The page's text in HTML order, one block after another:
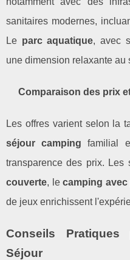
sanitaires modernes,
Le parc aquatique, avec
une dimension relaxante au
Comparaison des prix
Les offres varient selon la
séjour camping familial
transparence des prix. Les
couverte, lecamping
de jeux enrichissent
Conseils
Séjour